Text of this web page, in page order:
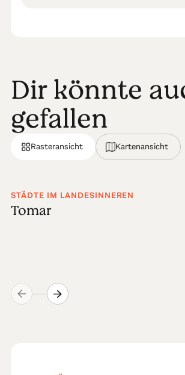
Dir könnte
gefallen
Rasteransicht Kartenansicht
STÄDTE IM LANDESINNEREN
Tomar